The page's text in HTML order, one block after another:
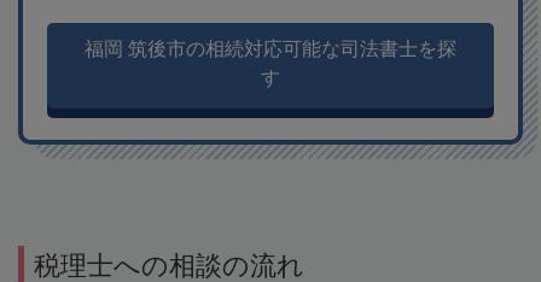
福岡 筑後市の相続対応可能な司法書士を探
す
税理士への相談の流れ